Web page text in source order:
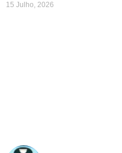
15 Julho, 2026